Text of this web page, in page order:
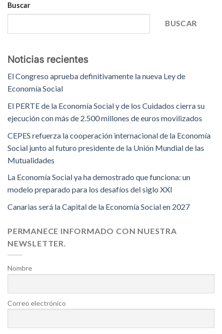
Buscar
BUSCAR
Noticias recientes
El Congreso aprueba definitivamente la nueva Ley de
Economía Social
El PERTE de la Economía Social y de los Cuidados cierra su
ejecución con más de 2.500 millones de euros movilizados
CEPES refuerza la cooperación internacional de la Economía
Social junto al futuro presidente de la Unión Mundial de las
Mutualidades
La Economía Social ya ha demostrado que funciona: un
modelo preparado para los desafíos del siglo XXI
Canarias será la Capital de la Economía Social en 2027
PERMANECE INFORMADO CON NUESTRA
NEWSLETTER.
Nombre
Correo electrónico